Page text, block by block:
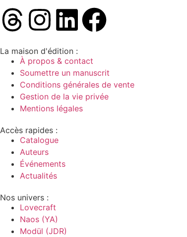
La maison d'édition :
À propos & contact
Soumettre un manuscrit
Conditions générales de vente
Gestion de la vie privée
Mentions légales
Accès rapides :
Catalogue
Auteurs
Événements
Actualités
Nos univers :
Lovecraft
Naos (YA)
Modül (JDR)